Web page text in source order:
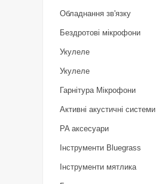
Обладнання зв'язку
Бездротові мікрофони
Укулеле
Укулеле
Гарнітура Мікрофони
Активні акустичні системи
PA аксесуари
Інструменти Bluegrass
Інструменти мятлика